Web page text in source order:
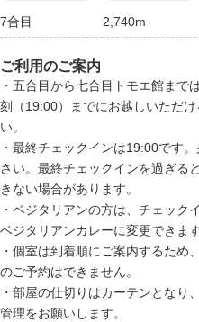
7合目 2,740m
ご利用のご案内
・五合目から七合目トモエ館まで
刻（19:00）までにお越しいただ
い。
・最終チェックインは19:00です
さい。最終チェックインを過ぎる
きない場合があります。
・ベジタリアンの方は、チェック
ベジタリアンカレーに変更できます
・個室は到着順にご案内するため
のご予約はできません。
・部屋の仕切りはカーテンとなり
管理をお願いします。